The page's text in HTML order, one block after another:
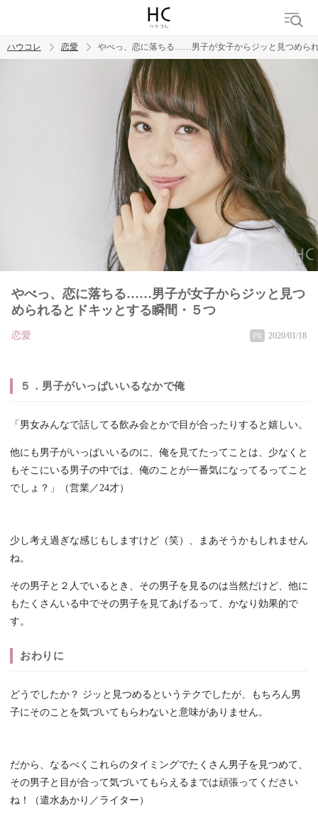
ハウコレ 恋愛 やべっ、恋に落ちる……男子が女子からジッと見つめら
やべっ、恋に落ちる……男子が女子からジッと見つ
められるとドキッとする瞬間・５つ
恋愛 PR 2020/01/18
５．男子がいっぱいいるなかで俺
「男女みんなで話してる飲み会とかで目が合ったりすると嬉しい。
他にも男子がいっぱいいるのに、俺を見てたってことは、少なくと
もそこにいる男子の中では、俺のことが一番気になってるってこと
でしょ？」（営業／24才）
少し考え過ぎな感じもしますけど（笑）、まあそうかもしれません
ね。
その男子と２人でいるとき、その男子を見るのは当然だけど、他に
もたくさんいる中でその男子を見てあげるって、かなり効果的で
す。
おわりに
どうでしたか？ ジッと見つめるというテクでしたが、もちろん男
子にそのことを気づいてもらわないと意味がありません。
だから、なるべくこれらのタイミングでたくさん男子を見つめて、
その男子と目が合って気づいてもらえるまでは頑張ってください
ね！（遣水あかり／ライター）